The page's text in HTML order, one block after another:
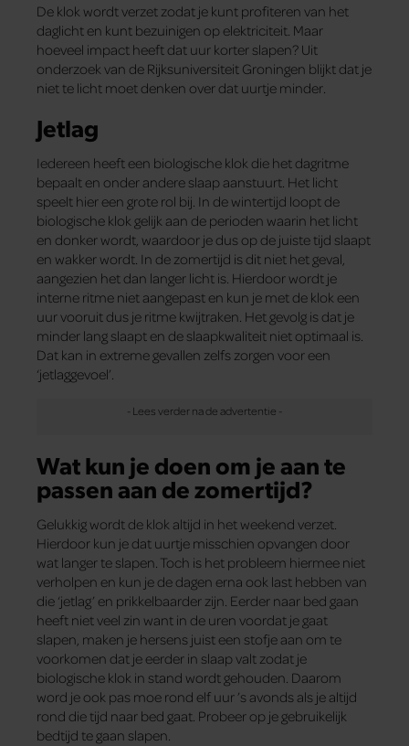
De klok wordt verzet zodat je kunt profiteren van het
daglicht en kunt bezuinigen op elektriciteit. Maar
hoeveel impact heeft dat uur korter slapen? Uit
onderzoek van de Rijksuniversiteit Groningen blijkt dat je
niet te licht moet denken over dat uurtje minder.
Jetlag
Iedereen heeft een biologische klok die het dagritme
bepaalt en onder andere slaap aanstuurt. Het licht
speelt hier een grote rol bij. In de wintertijd loopt de
biologische klok gelijk aan de perioden waarin het licht
en donker wordt, waardoor je dus op de juiste tijd slaapt
en wakker wordt. In de zomertijd is dit niet het geval,
aangezien het dan langer licht is. Hierdoor wordt je
interne ritme niet aangepast en kun je met de klok een
uur vooruit dus je ritme kwijtraken. Het gevolg is dat je
minder lang slaapt en de slaapkwaliteit niet optimaal is.
Dat kan in extreme gevallen zelfs zorgen voor een
‘jetlaggevoel’.
Wat kun je doen om je aan te
passen aan de zomertijd?
Gelukkig wordt de klok altijd in het weekend verzet.
Hierdoor kun je dat uurtje misschien opvangen door
wat langer te slapen. Toch is het probleem hiermee niet
verholpen en kun je de dagen erna ook last hebben van
die ‘jetlag’ en prikkelbaarder zijn. Eerder naar bed gaan
heeft niet veel zin want in de uren voordat je gaat
slapen, maken je hersens juist een stofje aan om te
voorkomen dat je eerder in slaap valt zodat je
biologische klok in stand wordt gehouden. Daarom
word je ook pas moe rond elf uur ’s avonds als je altijd
rond die tijd naar bed gaat. Probeer op je gebruikelijk
bedtijd te gaan slapen.